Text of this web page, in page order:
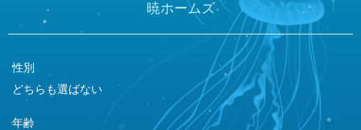
暁ホームズ
性別
どちらも選ばない
年齢